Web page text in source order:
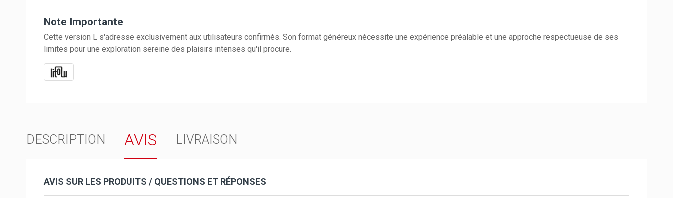
Note Importante
Cette version L s'adresse exclusivement aux utilisateurs confirmés. Son format généreux nécessite une expérience préalable et une approche respectueuse de ses
limites pour une exploration sereine des plaisirs intenses qu'il procure.
DESCRIPTION AVIS LIVRAISON
AVIS SUR LES PRODUITS / QUESTIONS ET RÉPONSES